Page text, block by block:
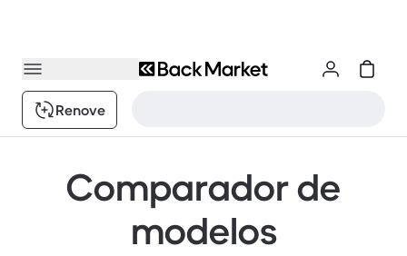
Renove
Comparador de
modelos